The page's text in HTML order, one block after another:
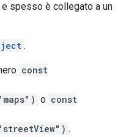
spesso è collegato a un
.
const
o const
.